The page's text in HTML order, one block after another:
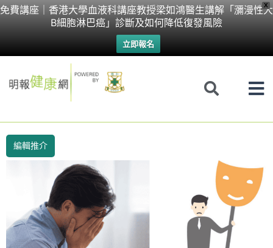
X
免費講座｜香港大學血液科講座教授梁如鴻醫生講解「瀰漫性大
B細胞淋巴癌」診斷及如何降低復發風險
立即報名
Skip
編輯推介